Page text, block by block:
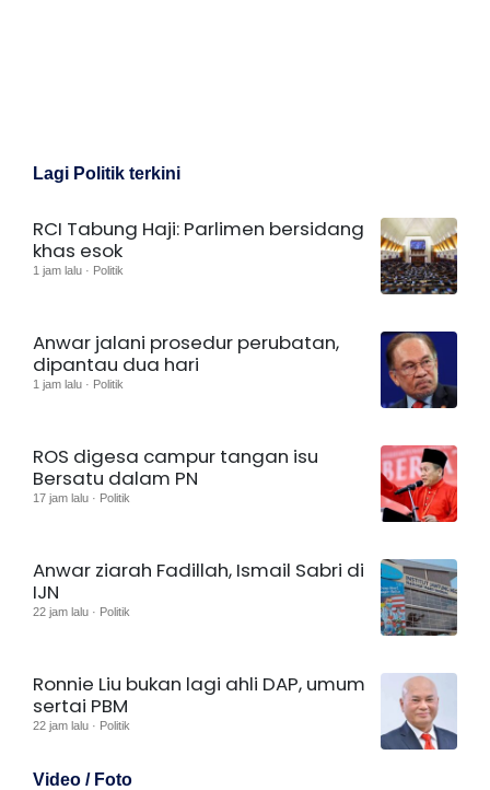
Lagi Politik terkini
RCI Tabung Haji: Parlimen bersidang
khas esok
1 jam lalu · Politik
Anwar jalani prosedur perubatan,
dipantau dua hari
1 jam lalu · Politik
ROS digesa campur tangan isu
Bersatu dalam PN
17 jam lalu · Politik
Anwar ziarah Fadillah, Ismail Sabri di
IJN
22 jam lalu · Politik
Ronnie Liu bukan lagi ahli DAP, umum
sertai PBM
22 jam lalu · Politik
Video / Foto